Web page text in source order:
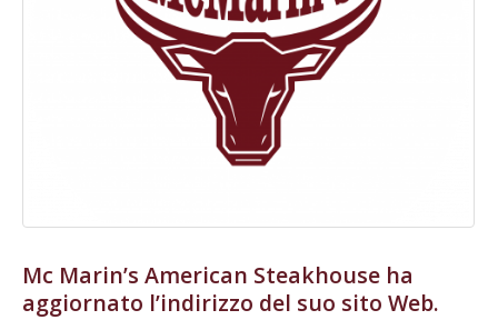
Mc Marin’s American Steakhouse ha
aggiornato l’indirizzo del suo sito Web.